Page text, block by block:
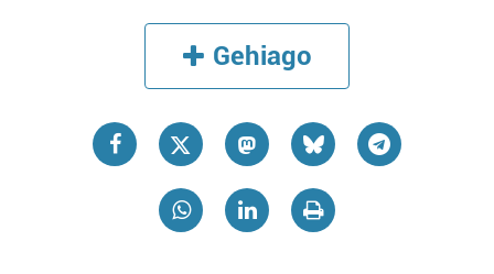
Gehiago